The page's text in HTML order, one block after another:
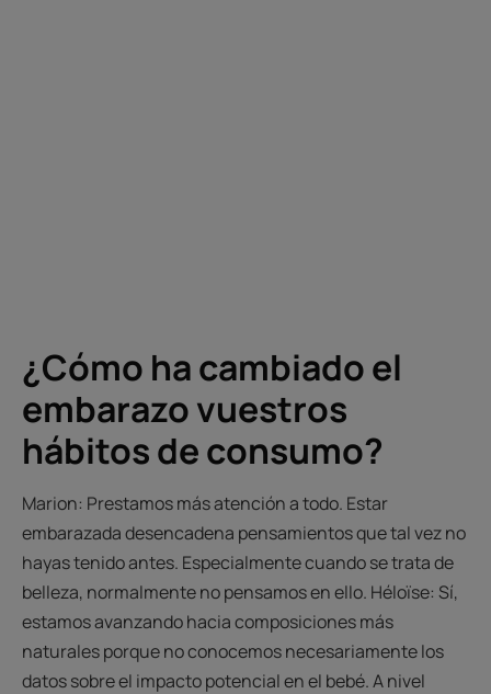
¿Cómo ha cambiado el
embarazo vuestros
hábitos de consumo?
Marion: Prestamos más atención a todo. Estar
embarazada desencadena pensamientos que tal vez no
hayas tenido antes. Especialmente cuando se trata de
belleza, normalmente no pensamos en ello. Héloïse: Sí,
estamos avanzando hacia composiciones más
naturales porque no conocemos necesariamente los
datos sobre el impacto potencial en el bebé. A nivel